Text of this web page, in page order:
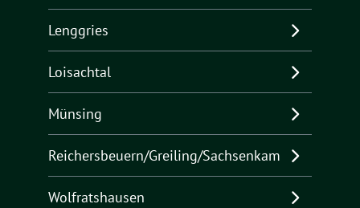
Lenggries
Loisachtal
Münsing
Reichersbeuern/Greiling/Sachsenkam
Wolfratshausen